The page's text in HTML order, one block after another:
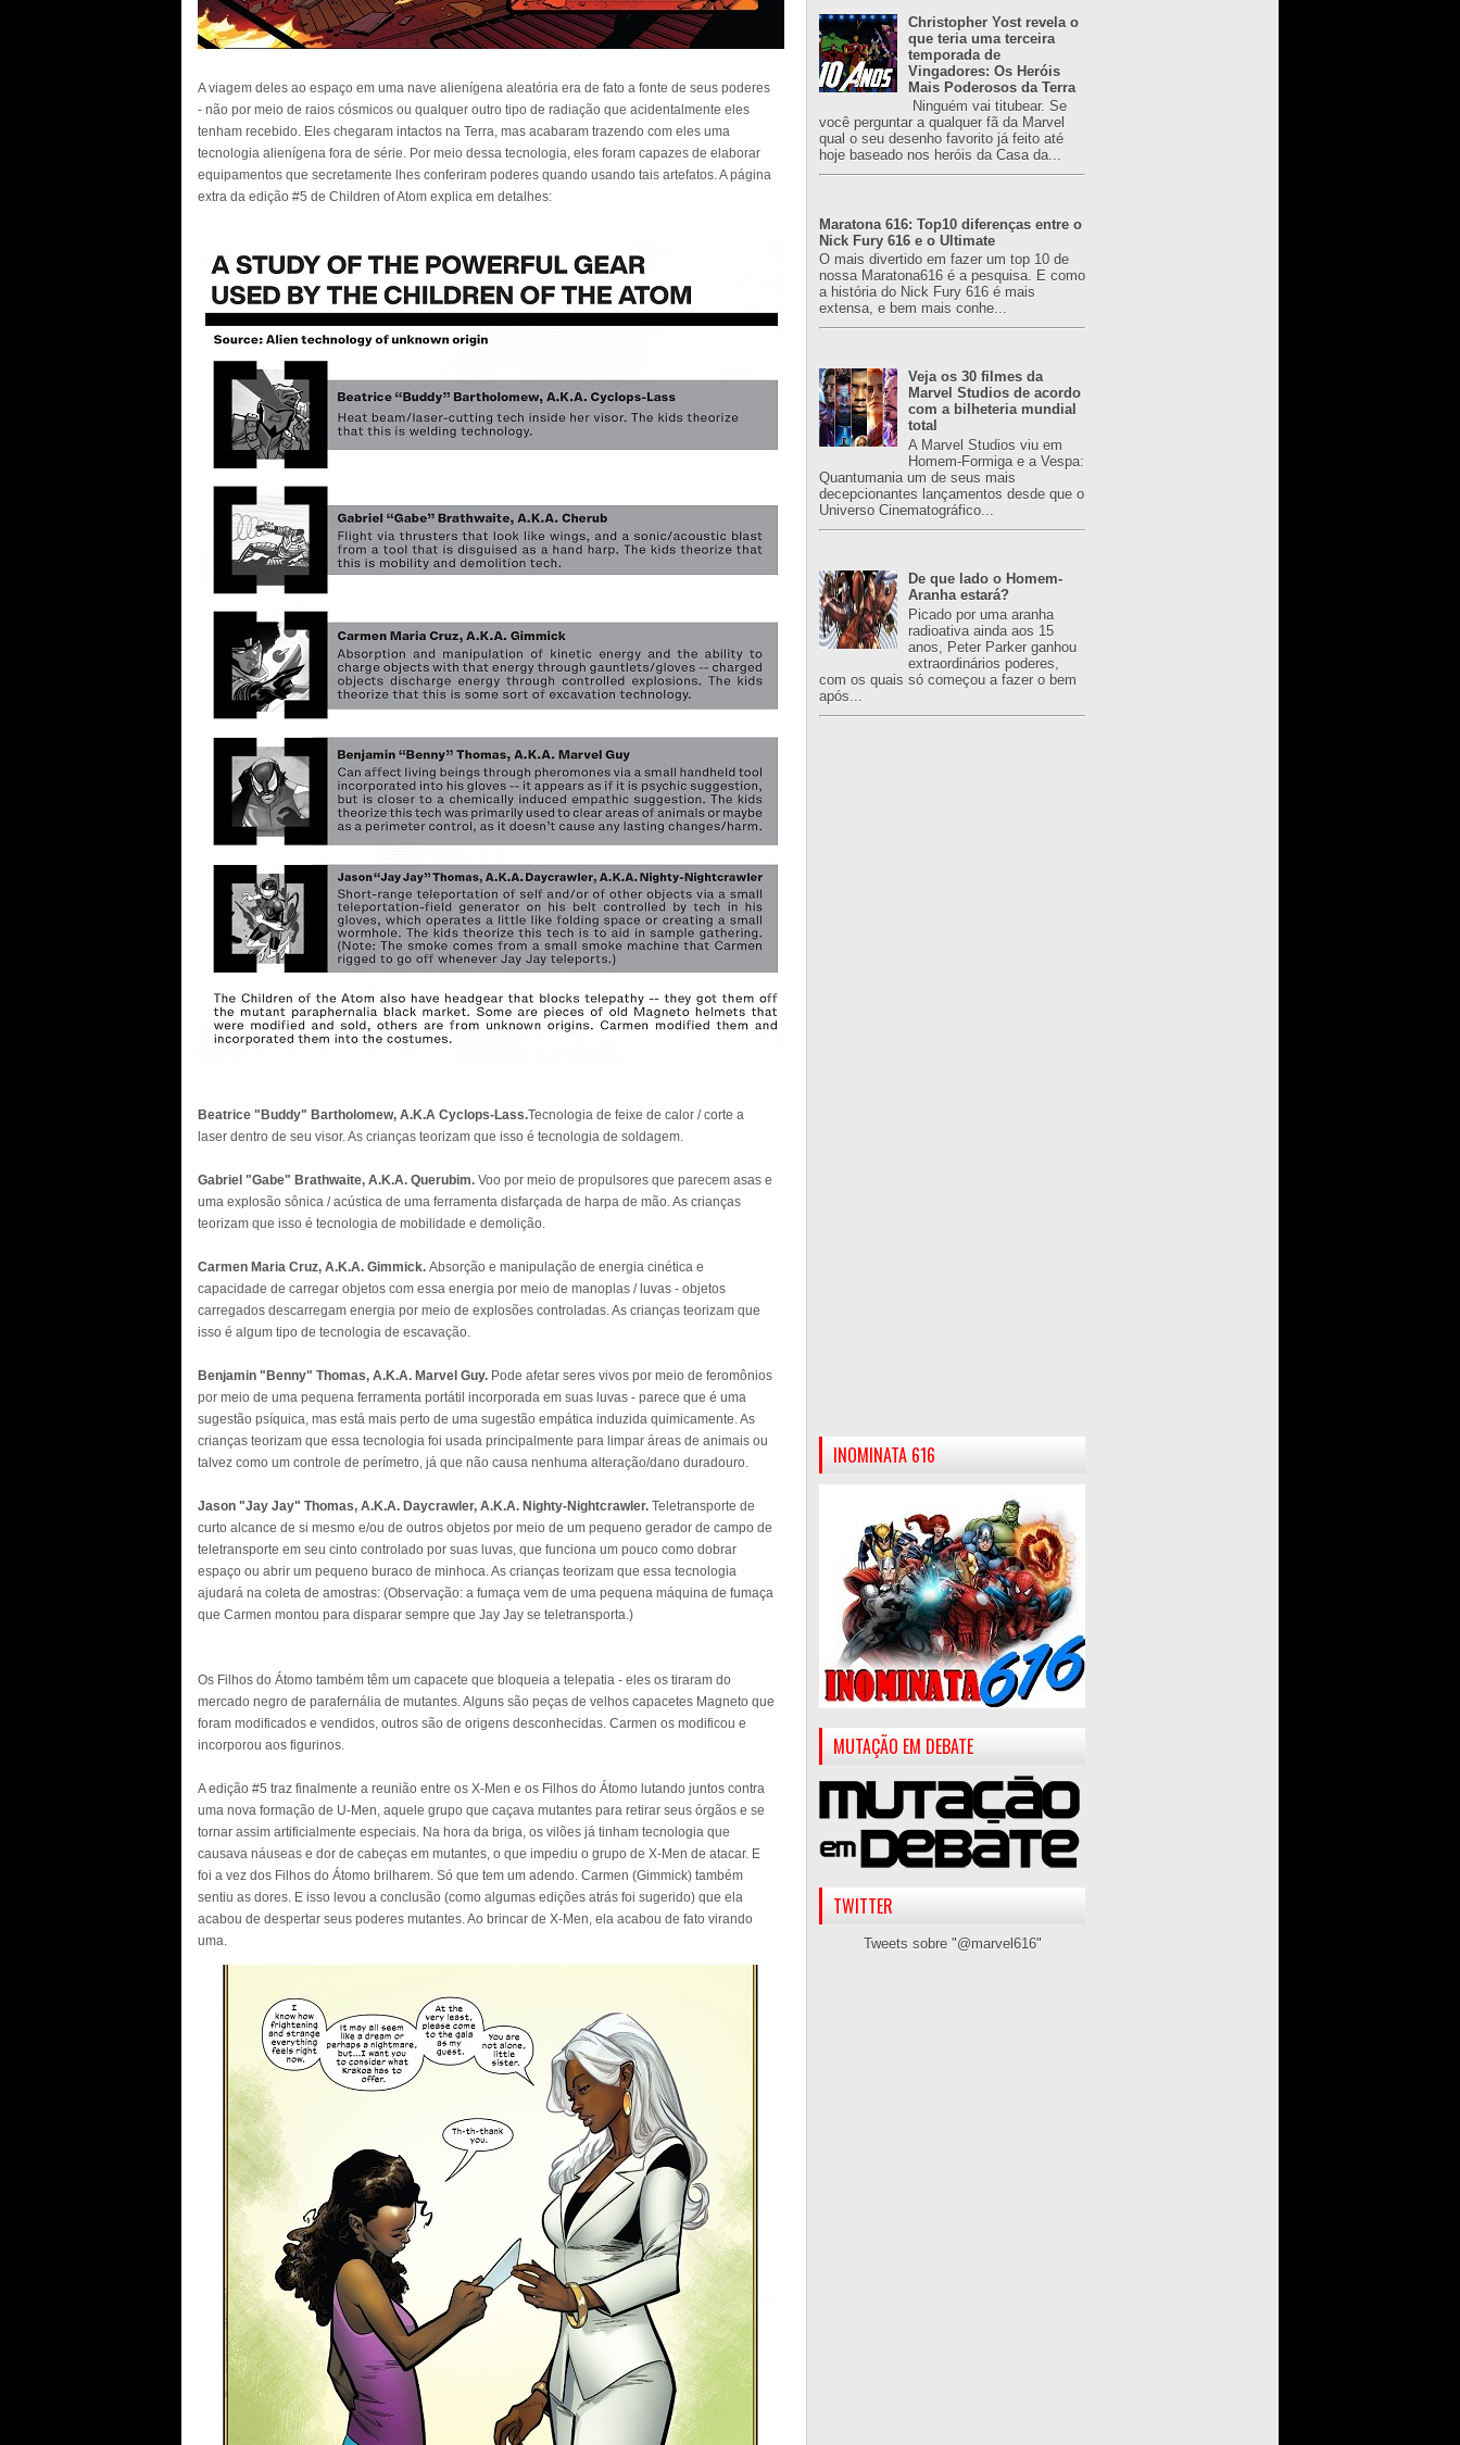
A viagem deles ao espaço em uma nave alienígena aleatória era de fato a fonte de seus poderes
- não por meio de raios cósmicos ou qualquer outro tipo de radiação que acidentalmente eles
tenham recebido. Eles chegaram intactos na Terra, mas acabaram trazendo com eles uma
tecnologia alienígena fora de série. Por meio dessa tecnologia, eles foram capazes de elaborar
equipamentos que secretamente lhes conferiram poderes quando usando tais artefatos. A página
extra da edição #5 de Children of Atom explica em detalhes:
Beatrice "Buddy" Bartholomew, A.K.A Cyclops-Lass.Tecnologia de feixe de calor / corte a
laser dentro de seu visor. As crianças teorizam que isso é tecnologia de soldagem.
Gabriel "Gabe" Brathwaite, A.K.A. Querubim. Voo por meio de propulsores que parecem asas e
uma explosão sônica / acústica de uma ferramenta disfarçada de harpa de mão. As crianças
teorizam que isso é tecnologia de mobilidade e demolição.
Carmen Maria Cruz, A.K.A. Gimmick. Absorção e manipulação de energia cinética e
capacidade de carregar objetos com essa energia por meio de manoplas / luvas - objetos
carregados descarregam energia por meio de explosões controladas. As crianças teorizam que
isso é algum tipo de tecnologia de escavação.
Benjamin "Benny" Thomas, A.K.A. Marvel Guy. Pode afetar seres vivos por meio de feromônios
por meio de uma pequena ferramenta portátil incorporada em suas luvas - parece que é uma
sugestão psíquica, mas está mais perto de uma sugestão empática induzida quimicamente. As
crianças teorizam que essa tecnologia foi usada principalmente para limpar áreas de animais ou
talvez como um controle de perímetro, já que não causa nenhuma alteração/dano duradouro.
Jason "Jay Jay" Thomas, A.K.A. Daycrawler, A.K.A. Nighty-Nightcrawler. Teletransporte de
curto alcance de si mesmo e/ou de outros objetos por meio de um pequeno gerador de campo de
teletransporte em seu cinto controlado por suas luvas, que funciona um pouco como dobrar
espaço ou abrir um pequeno buraco de minhoca. As crianças teorizam que essa tecnologia
ajudará na coleta de amostras: (Observação: a fumaça vem de uma pequena máquina de fumaça
que Carmen montou para disparar sempre que Jay Jay se teletransporta.)
Os Filhos do Átomo também têm um capacete que bloqueia a telepatia - eles os tiraram do
mercado negro de parafernália de mutantes. Alguns são peças de velhos capacetes Magneto que
foram modificados e vendidos, outros são de origens desconhecidas. Carmen os modificou e
incorporou aos figurinos.
A edição #5 traz finalmente a reunião entre os X-Men e os Filhos do Átomo lutando juntos contra
uma nova formação de U-Men, aquele grupo que caçava mutantes para retirar seus órgãos e se
tornar assim artificialmente especiais. Na hora da briga, os vilões já tinham tecnologia que
causava náuseas e dor de cabeças em mutantes, o que impediu o grupo de X-Men de atacar. E
foi a vez dos Filhos do Átomo brilharem. Só que tem um adendo. Carmen (Gimmick) também
sentiu as dores. E isso levou a conclusão (como algumas edições atrás foi sugerido) que ela
acabou de despertar seus poderes mutantes. Ao brincar de X-Men, ela acabou de fato virando
uma.
Christopher Yost revela o
que teria uma terceira
temporada de
Vingadores: Os Heróis
Mais Poderosos da Terra
Ninguém vai titubear. Se
você perguntar a qualquer fã da Marvel
qual o seu desenho favorito já feito até
hoje baseado nos heróis da Casa da...
Maratona 616: Top10 diferenças entre o
Nick Fury 616 e o Ultimate
O mais divertido em fazer um top 10 de
nossa Maratona616 é a pesquisa. E como
a história do Nick Fury 616 é mais
extensa, e bem mais conhe...
Veja os 30 filmes da
Marvel Studios de acordo
com a bilheteria mundial
total
A Marvel Studios viu em
Homem-Formiga e a Vespa:
Quantumania um de seus mais
decepcionantes lançamentos desde que o
Universo Cinematográfico...
De que lado o Homem-
Aranha estará?
Picado por uma aranha
radioativa ainda aos 15
anos, Peter Parker ganhou
extraordinários poderes,
com os quais só começou a fazer o bem
após...
INOMINATA 616
MUTAÇÃO EM DEBATE
TWITTER
Tweets sobre "@marvel616"